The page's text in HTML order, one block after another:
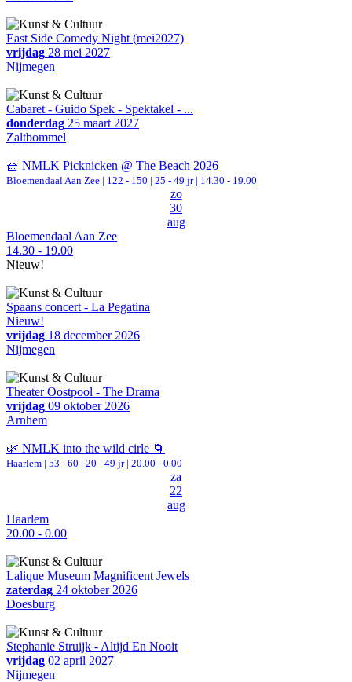
East Side Comedy Night (mei2027)
vrijdag 28 mei 2027
Nijmegen
Cabaret - Guido Spek - Spektakel - ...
donderdag 25 maart 2027
Zaltbommel
🧺 NMLK Picknicken @ The Beach 2026
Bloemendaal Aan Zee | 122 - 150 | 25 - 49 jr | 14.30 - 19.00
zo
30
aug
Bloemendaal Aan Zee
14.30 - 19.00
Nieuw!
Spaans concert - La Pegatina
Nieuw!
vrijdag 18 december 2026
Nijmegen
Theater Oostpool - The Drama
vrijdag 09 oktober 2026
Arnhem
🌿 NMLK into the wild cirle 🌀
Haarlem | 53 - 60 | 20 - 49 jr | 20.00 - 0.00
za
22
aug
Haarlem
20.00 - 0.00
Lalique Museum Magnificent Jewels
zaterdag 24 oktober 2026
Doesburg
Stephanie Struijk - Altijd En Nooit
vrijdag 02 april 2027
Nijmegen